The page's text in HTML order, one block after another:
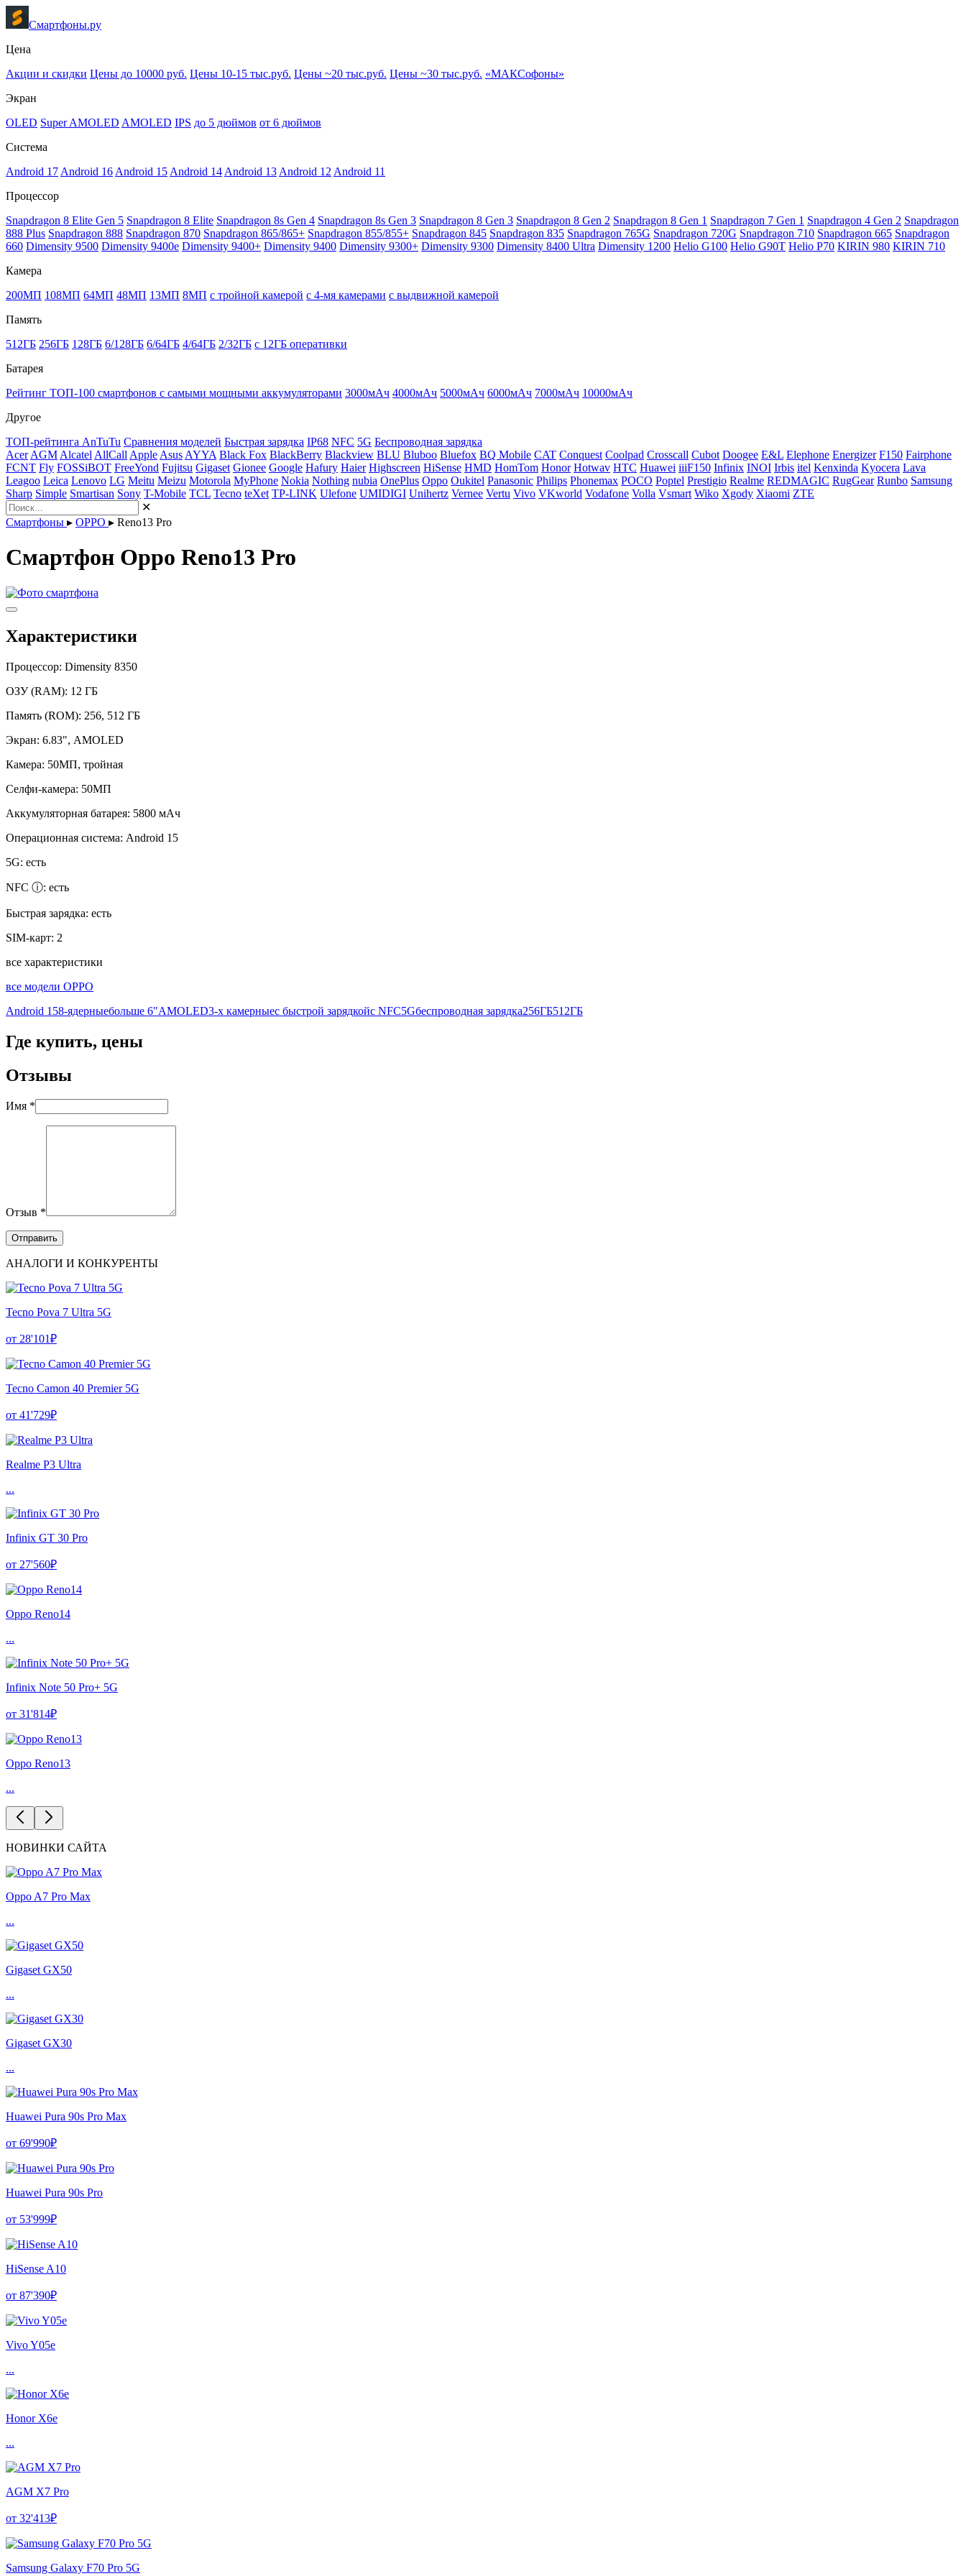
Смартфоны.ру
Цена
Акции и скидки Цены до 10000 руб. Цены 10-15 тыс.руб. Цены ~20 тыс.руб. Цены ~30 тыс.руб. «МАКСофоны»
Экран
OLED Super AMOLED AMOLED IPS до 5 дюймов от 6 дюймов
Система
Android 17 Android 16 Android 15 Android 14 Android 13 Android 12 Android 11
Процессор
Snapdragon 8 Elite Gen 5 Snapdragon 8 Elite Snapdragon 8s Gen 4 Snapdragon 8s Gen 3 Snapdragon 8 Gen 3 Snapdragon 8 Gen 2 Snapdragon 8 Gen 1 Snapdragon 7 Gen 1 Snapdragon 4 Gen 2 Snapdragon
888 Plus Snapdragon 888 Snapdragon 870 Snapdragon 865/865+ Snapdragon 855/855+ Snapdragon 845 Snapdragon 835 Snapdragon 765G Snapdragon 720G Snapdragon 710 Snapdragon 665 Snapdragon
660 Dimensity 9500 Dimensity 9400e Dimensity 9400+ Dimensity 9400 Dimensity 9300+ Dimensity 9300 Dimensity 8400 Ultra Dimensity 1200 Helio G100 Helio G90T Helio P70 KIRIN 980 KIRIN 710
Камера
200МП 108МП 64МП 48МП 13МП 8МП с тройной камерой с 4-мя камерами с выдвижной камерой
Память
512ГБ 256ГБ 128ГБ 6/128ГБ 6/64ГБ 4/64ГБ 2/32ГБ с 12ГБ оперативки
Батарея
Рейтинг ТОП-100 смартфонов с самыми мощными аккумуляторами 3000мАч 4000мАч 5000мАч 6000мАч 7000мАч 10000мАч
Другое
ТОП-рейтинга AnTuTu Сравнения моделей Быстрая зарядка IP68 NFC 5G Беспроводная зарядка
Acer AGM Alcatel AllCall Apple Asus AYYA Black Fox BlackBerry Blackview BLU Bluboo Bluefox BQ Mobile CAT Conquest Coolpad Crosscall Cubot Doogee E&L Elephone Energizer F150 Fairphone
FCNT Fly FOSSiBOT FreeYond Fujitsu Gigaset Gionee Google Hafury Haier Highscreen HiSense HMD HomTom Honor Hotwav HTC Huawei iiiF150 Infinix INOI Irbis itel Kenxinda Kyocera Lava
Leagoo Leica Lenovo LG Meitu Meizu Motorola MyPhone Nokia Nothing nubia OnePlus Oppo Oukitel Panasonic Philips Phonemax POCO Poptel Prestigio Realme REDMAGIC RugGear Runbo Samsung
Sharp Simple Smartisan Sony T-Mobile TCL Tecno teXet TP-LINK Ulefone UMIDIGI Unihertz Vernee Vertu Vivo VKworld Vodafone Volla Vsmart Wiko Xgody Xiaomi ZTE
✕
Смартфоны ▸ OPPO ▸ Reno13 Pro
Смартфон Oppo Reno13 Pro
Характеристики
Процессор: Dimensity 8350
ОЗУ (RAM): 12 ГБ
Память (ROM): 256, 512 ГБ
Экран: 6.83", AMOLED
Камера: 50МП, тройная
Селфи-камера: 50МП
Аккумуляторная батарея: 5800 мАч
Операционная система: Android 15
5G: есть
NFC ⓘ: есть
Быстрая зарядка: есть
SIM-карт: 2
все характеристики
все модели OPPO
Android 158-ядерныебольше 6"AMOLED3-х камерныес быстрой зарядкойс NFC5Gбеспроводная зарядка256ГБ512ГБ
Где купить, цены
Отзывы
Имя *
Отзыв *
АНАЛОГИ И КОНКУРЕНТЫ
Tecno Pova 7 Ultra 5G
от 28'101₽
Tecno Camon 40 Premier 5G
от 41'729₽
Realme P3 Ultra
...
Infinix GT 30 Pro
от 27'560₽
Oppo Reno14
...
Infinix Note 50 Pro+ 5G
от 31'814₽
Oppo Reno13
...
НОВИНКИ САЙТА
Oppo A7 Pro Max
...
Gigaset GX50
...
Gigaset GX30
...
Huawei Pura 90s Pro Max
от 69'990₽
Huawei Pura 90s Pro
от 53'999₽
HiSense A10
от 87'390₽
Vivo Y05e
...
Honor X6e
...
AGM X7 Pro
от 32'413₽
Samsung Galaxy F70 Pro 5G